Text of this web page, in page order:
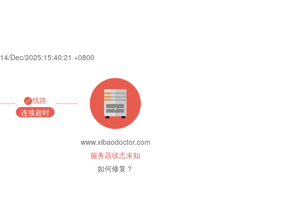
14/Dec/2025:15:40:21 +0800
线路
连接超时
www.xibaodoctor.com
服务器状态未知
如何修复？